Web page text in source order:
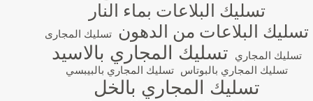
تسليك البلاعات بماء النار
تسليك البلاعات من الدهون تسليك المجارى
تسليك المجاري
تسليك المجاري بالاسيد
تسليك المجاري بالبوتاس تسليك المجاري بالبيبسي
تسليك المجاري بالخل